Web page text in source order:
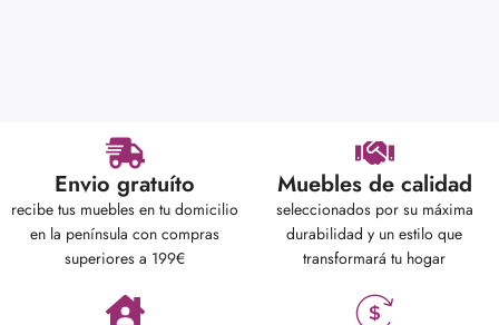
Envio gratuíto
recibe tus muebles en tu domicilio
en la península con compras
superiores a 199€
Muebles de calidad
seleccionados por su máxima
durabilidad y un estilo que
transformará tu hogar